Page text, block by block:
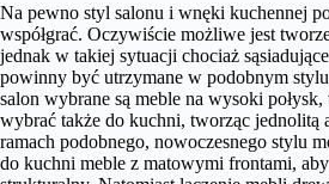
Na pewno styl salonu i wnęki kuchennej
współgrać. Oczywiście możliwe jest
jednak w takiej sytuacji chociaż
powinny być utrzymane w podobnym
salon wybrane są meble na wysoki
wybrać także do kuchni, tworząc jednolitą
ramach podobnego, nowoczesnego stylu
do kuchni meble z matowymi frontami,